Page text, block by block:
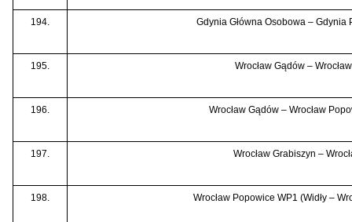
194. Gdynia Główna Osobowa – Gdynia
195. Wrocław Gądów –
196. Wrocław Gądów – Wrocław
197. Wrocław Grabiszyn –
198. Wrocław Popowice WP1 (Widły –